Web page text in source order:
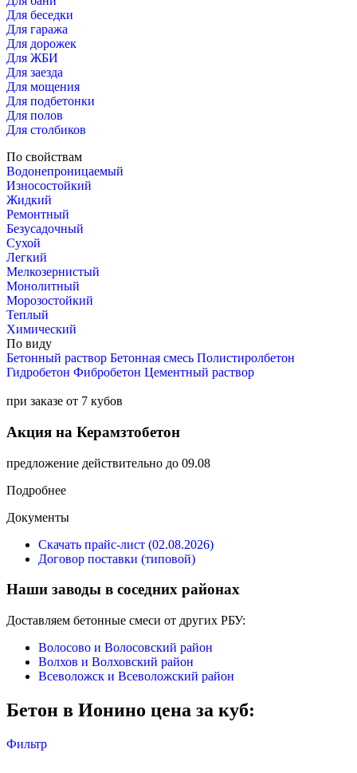
Для беседки
Для гаража
Для дорожек
Для ЖБИ
Для заезда
Для мощения
Для подбетонки
Для полов
Для столбиков
По свойствам
Водонепроницаемый
Износостойкий
Жидкий
Ремонтный
Безусадочный
Сухой
Легкий
Мелкозернистый
Монолитный
Морозостойкий
Теплый
Химический
По виду
Бетонный раствор Бетонная смесь Полистиролбетон
Гидробетон Фибробетон Цементный раствор
при заказе от 7 кубов
Акция на Керамзтобетон
предложение действительно до 09.08
Подробнее
Документы
Скачать прайс-лист (02.08.2026)
Договор поставки (типовой)
Наши заводы в соседних районах
Доставляем бетонные смеси от других РБУ:
Волосово и Волосовский район
Волхов и Волховский район
Всеволожск и Всеволожский район
Бетон в Ионино цена за куб:
Фильтр